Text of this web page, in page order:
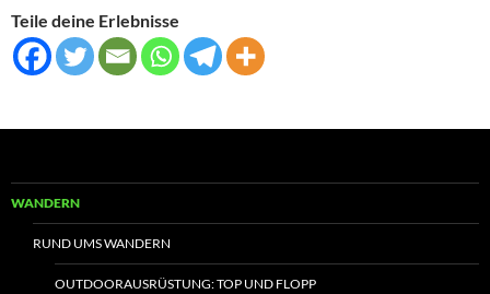
Teile deine Erlebnisse
WANDERN
RUND UMS WANDERN
OUTDOORAUSRÜSTUNG: TOP UND FLOPP